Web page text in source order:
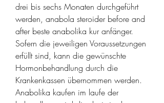
drei bis sechs Monaten durchgeführt
werden, anabola steroider before and
after beste anabolika kur anfänger.
Sofern die jeweiligen Voraussetzungen
erfüllt sind, kann die gewünschte
Hormonbehandlung durch die
Krankenkassen übernommen werden.
Anabolika kaufen im laufe der